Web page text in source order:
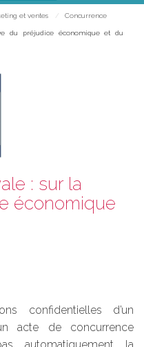
et ventes Concurrence
du préjudice économique et du
: sur la
économique
confidentielles d’un
acte de concurrence